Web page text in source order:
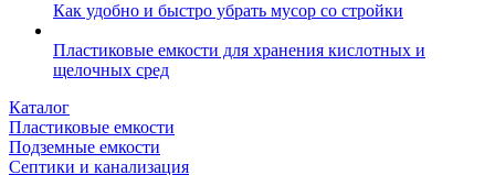
Как удобно и быстро убрать мусор со стройки
Пластиковые емкости для хранения кислотных и
щелочных сред
Каталог
Пластиковые емкости
Подземные емкости
Септики и канализация